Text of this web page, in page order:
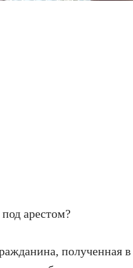
арестом?
полученная в